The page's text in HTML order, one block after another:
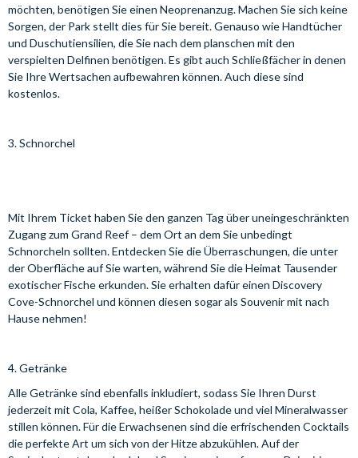
möchten, benötigen Sie einen Neoprenanzug. Machen Sie sich keine
Sorgen, der Park stellt dies für Sie bereit. Genauso wie Handtücher
und Duschutiensilien, die Sie nach dem planschen mit den
verspielten Delfinen benötigen. Es gibt auch Schließfächer in denen
Sie Ihre Wertsachen aufbewahren können. Auch diese sind
kostenlos.
3. Schnorchel
Mit Ihrem Ticket haben Sie den ganzen Tag über uneingeschränkten
Zugang zum Grand Reef – dem Ort an dem Sie unbedingt
Schnorcheln sollten. Entdecken Sie die Überraschungen, die unter
der Oberfläche auf Sie warten, während Sie die Heimat Tausender
exotischer Fische erkunden. Sie erhalten dafür einen Discovery
Cove-Schnorchel und können diesen sogar als Souvenir mit nach
Hause nehmen!
4. Getränke
Alle Getränke sind ebenfalls inkludiert, sodass Sie Ihren Durst
jederzeit mit Cola, Kaffee, heißer Schokolade und viel Mineralwasser
stillen können. Für die Erwachsenen sind die erfrischenden Cocktails
die perfekte Art um sich von der Hitze abzukühlen. Auf der